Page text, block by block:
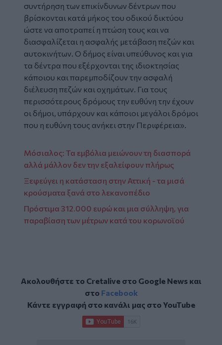
συντήρηση των επικίνδυνων δέντρων που
βρίσκονται κατά μήκος του οδικού δικτύου
ώστε να αποτραπεί η πτώση τους και να
διασφαλίζεται η ασφαλής μετάβαση πεζών και
αυτοκινήτων. Ο δήμος είναι υπεύθυνος και για
τα δέντρα που εξέρχονται της ιδιοκτησίας
κάποιου και παρεμποδίζουν την ασφαλή
διέλευση πεζών και οχημάτων. Για τους
περισσότερους δρόμους την ευθύνη την έχουν
οι δήμοι, υπάρχουν και κάποιοι μεγάλοι δρόμοι
που η ευθύνη τους ανήκει στην Περιφέρεια».
Μόσιαλος: Τα εμβόλια μειώνουν τη διασπορά
αλλά μάλλον δεν την εξαλείφουν πλήρως
Ξεφεύγει η κατάσταση στην Αττική - τα μισά
κρούσματα ξανά στο λεκανοπέδιο
Πρόστιμα 312.000 ευρώ και μια σύλληψη, για
παραβίαση των μέτρων κατά του κορωνοϊού
Ακολουθήστε το Cretalive στο Google Newsκαι
στο Facebook
Κάντε εγγραφή στο κανάλι μας στοYouTube